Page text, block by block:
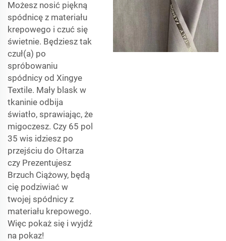
Możesz nosić piękną
spódnicę z materiału
krepowego i czuć się
świetnie. Będziesz tak
czuł(a) po
spróbowaniu
spódnicy od Xingye
Textile. Mały blask w
tkaninie odbija
światło, sprawiając, że
migoczesz. Czy 65 pol
35 wis idziesz po
przejściu do Ołtarza
czy Prezentujesz
Brzuch Ciążowy, będą
cię podziwiać w
twojej spódnicy z
materiału krepowego.
Więc pokaż się i wyjdź
na pokaz!